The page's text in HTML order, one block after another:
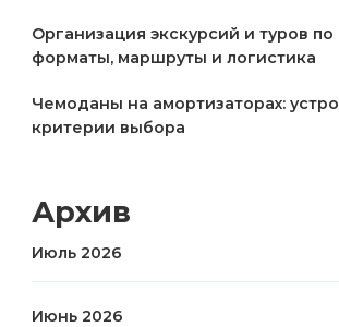
Организация экскурсий и туров по
форматы, маршруты и логистика
Чемоданы на амортизаторах:
критерии выбора
Архив
Июль 2026
Июнь 2026